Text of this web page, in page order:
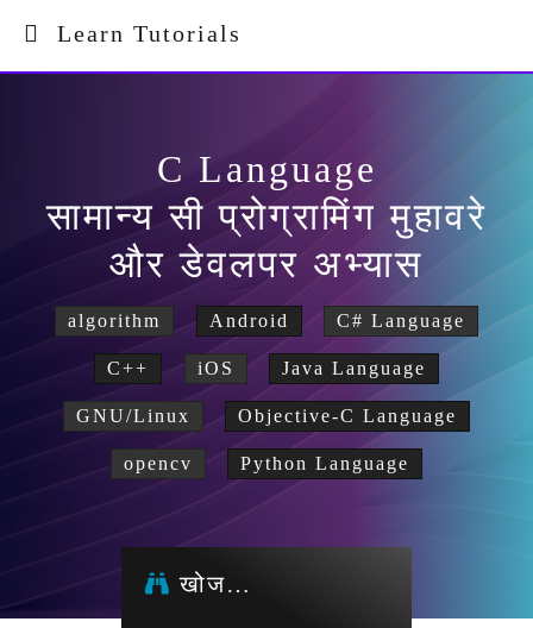
Learn Tutorials
C Language
सामान्य सी प्रोग्रामिंग मुहावरे
और डेवलपर अभ्यास
algorithm Android C# Language
C++ iOS Java Language
GNU/Linux Objective-C Language
opencv Python Language
खोज…